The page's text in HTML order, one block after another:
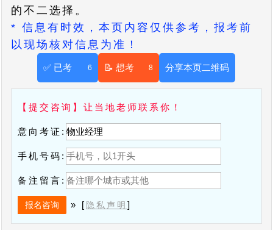
的不二选择。
* 信息有时效，本页内容仅供参考，报考前
以现场核对信息为准！
6
✅ 已考 8
📝 想考 分享本页二维码
【提交咨询】让当地老师联系你！
意向考证:
手机号码:
备注留言:
» [隐私声明]